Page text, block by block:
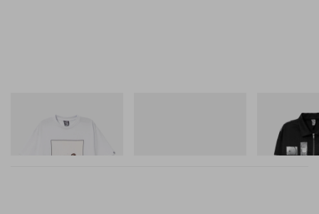
Billionaire Boys Club X Initial
D Cotton T-Shirt 2
Billionaire
D Cotton Jacket
쇼핑하기